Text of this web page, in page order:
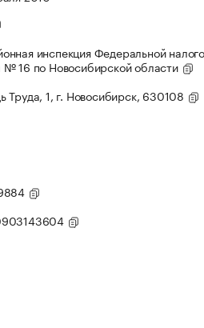
инспекция Федеральной
16 по Новосибирской области
Труда, 1, г. Новосибирск, 630108